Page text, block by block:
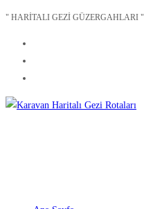
" HARİTALI GEZİ GÜZERGAHLARI "